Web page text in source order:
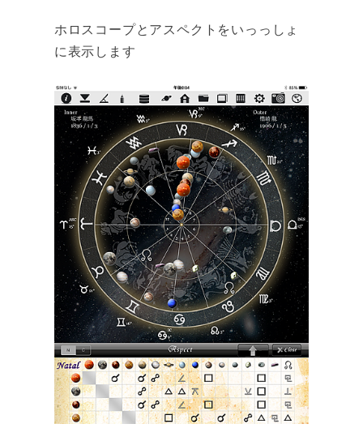
ホロスコープとアスペクトをいっっしょ
に表示します